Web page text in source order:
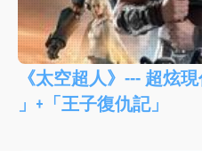
《太空超人》--- 超炫
」+「王子復仇記」